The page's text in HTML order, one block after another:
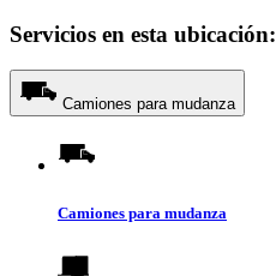
Servicios en esta ubicación:
Camiones para mudanza
Camiones para mudanza